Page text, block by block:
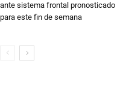
ante sistema frontal pronosticado
para este fin de semana